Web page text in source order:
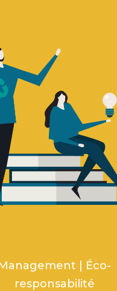
| Éco-
responsabilité